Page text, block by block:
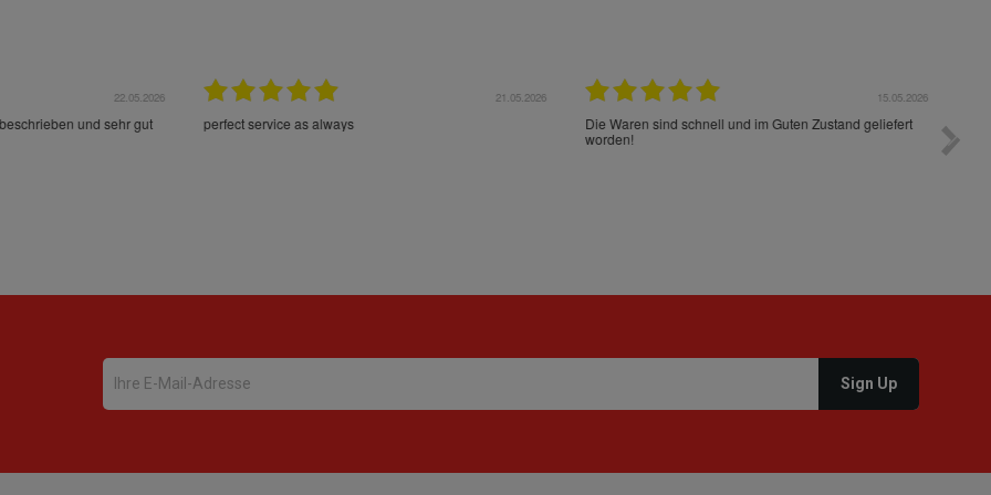
22.05.2026
und sehr gut
21.05.2026
perfect service as always
15.05.2026
Die Waren sind schnell und im Guten Zustand geliefert
worden!